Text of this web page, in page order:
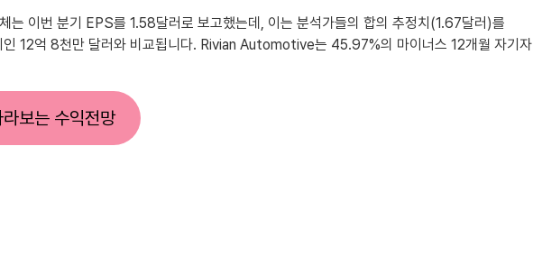
이번 분기 EPS를 1.58달러로 보고했는데, 이는 분석가들의 합의 추정치(1.67달러)를
12억 8천만 달러와 비교됩니다. Rivian Automotive는 45.97%의 마이너스 12개월 자기자
보는 수익전망